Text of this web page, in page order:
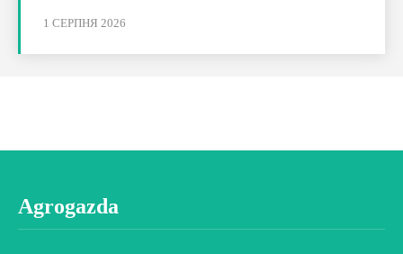
1 СЕРПНЯ 2026
Agrogazda